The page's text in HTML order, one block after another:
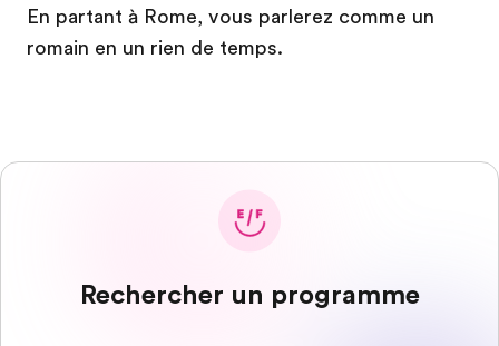
En partant à Rome, vous parlerez comme un
romain en un rien de temps.
Rechercher un programme